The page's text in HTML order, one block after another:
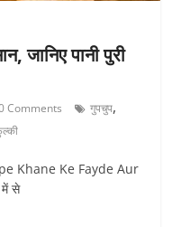
जानिए पानी पुरी
Comments गुपचुप,
Khane Ke Fayde Aur
में से